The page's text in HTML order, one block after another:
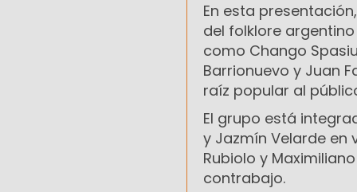
En esta
del folklore
como Chango
Barrionuevo y Juan
raíz popular al
El grupo está
y Jazmín Velarde en
Rubiolo y
contrabajo.